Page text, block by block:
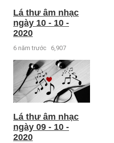
Lá thư âm nhạc
ngày 10 - 10 -
2020
6 năm trước 6,907
Lá thư âm nhạc
ngày 09 - 10 -
2020